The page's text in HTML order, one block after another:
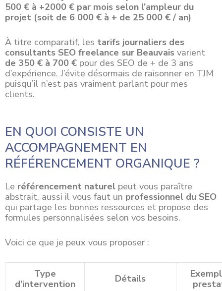
500 € à +2000 € par mois selon l’ampleur du
projet (soit de 6 000 € à + de 25 000 € / an)
À titre comparatif, les tarifs journaliers des
consultants SEO freelance sur Beauvais varient
de 350 € à 700 € pour des SEO de + de 3 ans
d’expérience. J’évite désormais de raisonner en TJM
puisqu’il n’est pas vraiment parlant pour mes
clients.
EN QUOI CONSISTE UN
ACCOMPAGNEMENT EN
RÉFÉRENCEMENT ORGANIQUE ?
Le référencement naturel peut vous paraître
abstrait, aussi il vous faut un professionnel du SEO
qui partage les bonnes ressources et propose des
formules personnalisées selon vos besoins.
Voici ce que je peux vous proposer :
Type
d’intervention
Détails